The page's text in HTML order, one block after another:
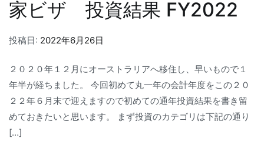
家ビザ 投資結果 FY2022
投稿日: 2022年6月26日
２０２０年１２月にオーストラリアへ移住し、早いもので１
年半が経ちました。 今回初めて丸一年の会計年度をこの２０
２２年６月末で迎えますので初めての通年投資結果を書き留
めておきたいと思います。 まず投資のカテゴリは下記の通り
[…]